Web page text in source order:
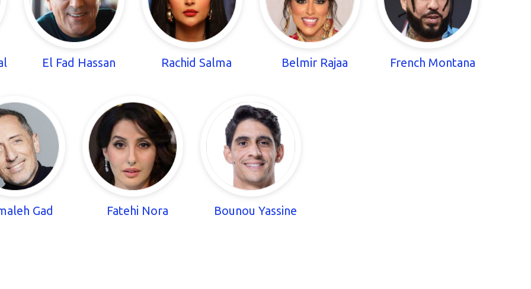
El Fad Hassan Rachid Salma Belmir Rajaa French Montana
Gad Fatehi Nora Bounou Yassine